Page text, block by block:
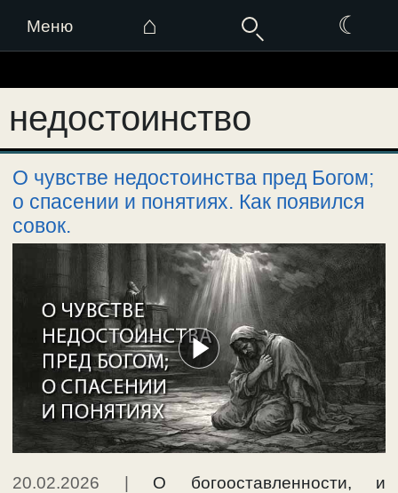
Меню ⌂ ☾
к
содержимому
недостоинство
О чувстве недостоинства пред Богом;
о спасении и понятиях. Как появился
совок.
20.02.2026 | О богооставленности, и